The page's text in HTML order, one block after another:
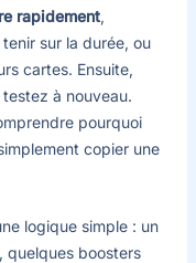
rapidement,
sur la durée, ou
cartes. Ensuite,
à nouveau.
pourquoi
copier une
logique simple : un
boosters